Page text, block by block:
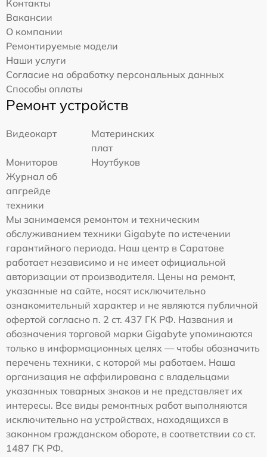
Контакты
Вакансии
О компании
Ремонтируемые модели
Наши услуги
Согласие на обработку персональных данных
Способы оплаты
Ремонт устройств
Видеокарт
Материнских
плат
Мониторов
Ноутбуков
Журнал об
апгрейде
техники
Мы занимаемся ремонтом и техническим
обслуживанием техники Gigabyte по истечении
гарантийного периода. Наш центр в Саратове
работает независимо и не имеет официальной
авторизации от производителя. Цены на ремонт,
указанные на сайте, носят исключительно
ознакомительный характер и не являются публичной
офертой согласно п. 2 ст. 437 ГК РФ. Названия и
обозначения торговой марки Gigabyte упоминаются
только в информационных целях — чтобы обозначить
перечень техники, с которой мы работаем. Наша
организация не аффилирована с владельцами
указанных товарных знаков и не представляет их
интересы. Все виды ремонтных работ выполняются
исключительно на устройствах, находящихся в
законном гражданском обороте, в соответствии со ст.
1487 ГК РФ.